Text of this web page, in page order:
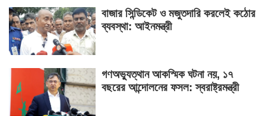
বাজার সিন্ডিকেট ও মজুতদারি করলেই কঠোর
ব্যবস্থা: আইনমন্ত্রী
গণঅভ্যুত্থান আকস্মিক ঘটনা নয়, ১৭
বছরের আন্দোলনের ফসল: স্বরাষ্ট্রমন্ত্রী